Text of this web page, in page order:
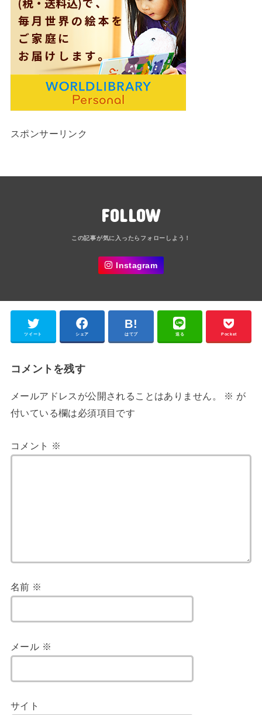
スポンサーリンク
FOLLOW
Instagram
ツイート シェア はてブ 送る Pocket
コメントを残す
メールアドレスが公開されることはありません。 ※ が
付いている欄は必須項目です
コメント ※
名前 ※
メール ※
サイト